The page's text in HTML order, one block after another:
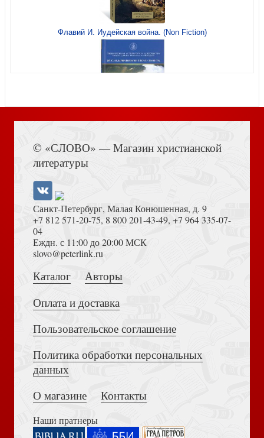
Начнем с самого простого
Ревнуйте о дарах духовных: О молитвенном делании и
Методические рекомендации для преподавателей к
учебнику Четвероевангелие в 3-х томах
Пострадавшие в годы гонений. Портреты и судьбы. В 3-
Русские праведники и исповедники XX века
Четвероевангелие Т.1 (Митр. Волоколамский Иларион)
Флавий И. Иудейская война. (Non Fiction)
Толкование на Апокалипсис (Тихоний Африканский)
Достоевский Ф.М. Сила и правда России (2024)
© «СЛОВО» — Магазин христианской
литературы
Санкт-Петербург, Малая Конюшенная, д. 9
+7 812 571-20-75, 8 800 201-43-49, +7 964 335-07-
04
Еждн. с 11:00 до 20:00 МСК
slovo@peterlink.ru
Каталог
Авторы
Оплата и доставка
Пользовательское соглашение
Политика обработки персональных
данных
О магазине
Контакты
Наши пратнеры